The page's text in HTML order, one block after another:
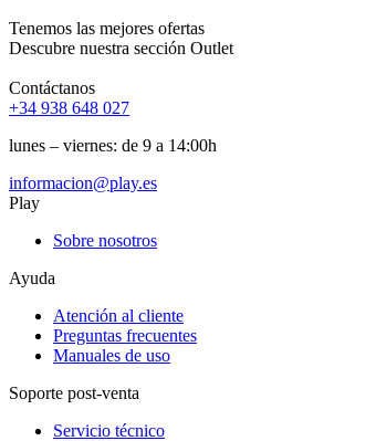
Tenemos las mejores ofertas
Descubre nuestra sección Outlet
Contáctanos
+34 938 648 027
lunes – viernes: de 9 a 14:00h
informacion@play.es
Play
Sobre nosotros
Ayuda
Atención al cliente
Preguntas frecuentes
Manuales de uso
Soporte post-venta
Servicio técnico